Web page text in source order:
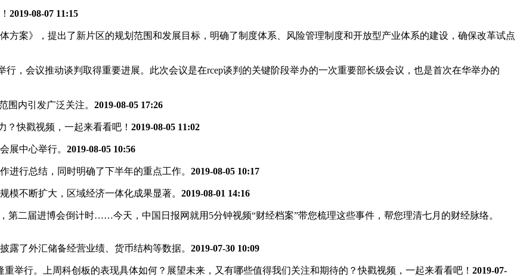
2019-08-07 11:15
方案》，提出了新片区的规划范围和发展目标，明确了制度体系、风险管理制度和开放型产业体系的建设，确保改革试点
，会议推动谈判取得重要进展。此次会议是在rcep谈判的关键阶段举办的一次重要部长级会议，也是首次在华举办的
围内引发广泛关注。 2019-08-05 17:26
？快戳视频，一起来看看吧！ 2019-08-05 11:02
展中心举行。 2019-08-05 10:56
进行总结，同时明确了下半年的重点工作。 2019-08-05 10:17
模不断扩大，区域经济一体化成果显著。 2019-08-01 14:16
第二届进博会倒计时……今天，中国日报网就用5分钟视频“财经档案”带您梳理这些事件，帮您理清七月的财经脉络。
露了外汇储备经营业绩、货币结构等数据。 2019-07-30 10:09
举行。上周科创板的表现具体如何？展望未来，又有哪些值得我们关注和期待的？快戳视频，一起来看看吧！ 2019-07-